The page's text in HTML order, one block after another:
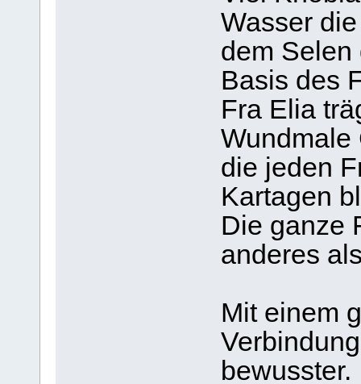
Wasser
dem Selen
Basis des
Fra Elia
Wundmale
die jeden
Kartagen
Die ganze
anderes
Mit einem
bewusster.